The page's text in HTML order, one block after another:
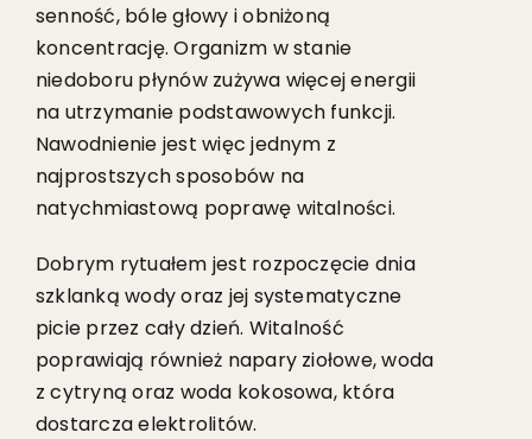
senność, bóle głowy i obniżoną
koncentrację. Organizm w stanie
niedoboru płynów zużywa więcej energii
na utrzymanie podstawowych funkcji.
Nawodnienie jest więc jednym z
najprostszych sposobów na
natychmiastową poprawę witalności.
Dobrym rytuałem jest rozpoczęcie dnia
szklanką wody oraz jej systematyczne
picie przez cały dzień. Witalność
poprawiają również napary ziołowe, woda
z cytryną oraz woda kokosowa, która
dostarcza elektrolitów.